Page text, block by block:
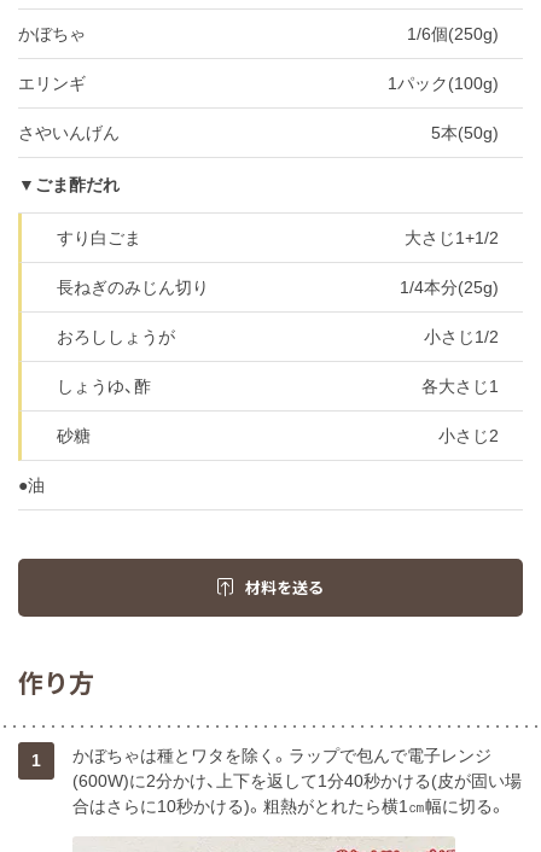
かぼちゃ 1/6個(250g)
エリンギ 1パック(100g)
さやいんげん 5本(50g)
▼ごま酢だれ
すり白ごま 大さじ1+1/2
長ねぎのみじん切り 1/4本分(25g)
おろししょうが 小さじ1/2
しょうゆ、酢 各大さじ1
砂糖 小さじ2
●油
材料を送る
作り方
1
かぼちゃは種とワタを除く。ラップで包んで電子レンジ
(600W)に2分かけ、上下を返して1分40秒かける(皮が固い場
合はさらに10秒かける)。粗熱がとれたら横1㎝幅に切る。